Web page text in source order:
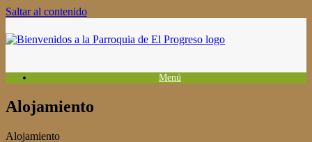
Saltar al contenido
Menú
Alojamiento
Alojamiento